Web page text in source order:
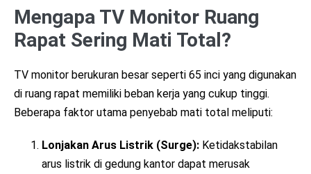
Mengapa TV Monitor Ruang
Rapat Sering Mati Total?
TV monitor berukuran besar seperti 65 inci yang digunakan
di ruang rapat memiliki beban kerja yang cukup tinggi.
Beberapa faktor utama penyebab mati total meliputi:
Lonjakan Arus Listrik (Surge): Ketidakstabilan
arus listrik di gedung kantor dapat merusak